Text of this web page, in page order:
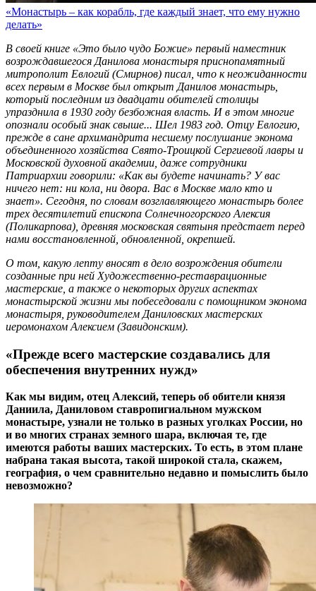
«Монастырь – как корабль, где каждый знает, что ему нужно
делать»
В своей книге «Это было чудо Божие» первый наместник
возрождавшегося Данилова монастыря приснопамятный
митрополит Евлогий (Смирнов) писал, что к неожиданности
всех первым в Москве был открыт Данилов монастырь,
который последним из двадцати обителей столицы
упразднила в 1930 году безбожная власть. И в этом многие
опознали особый знак свыше... Шел 1983 год. Отцу Евлогию,
прежде в сане архимандрита несшему послушание эконома
объединенного хозяйства Свято-Троицкой Сергиевой лавры и
Московской духовной академии, даже сотрудники
Патриархии говорили: «Как вы будете начинать? У вас
ничего нет: ни кола, ни двора. Вас в Москве мало кто и
знает». Сегодня, по словам возглавляющего монастырь более
трех десятилетий епископа Солнечногорского Алексия
(Поликарпова), древняя московская святыня предстает перед
нами восстановленной, обновленной, окрепшей.
О том, какую лепту вносят в дело возрождения обители
созданные при ней Художественно-реставрационные
мастерские, а также о некоторых других аспектах
монастырской жизни мы побеседовали с помощником эконома
монастыря, руководителем Даниловских мастерских
иеромонахом Алексием (Завидонским).
«Прежде всего мастерские создавались для
обеспечения внутренних нужд»
Как мы видим, отец Алексий, теперь об обители князя
Даниила, Даниловом ставропигиальном мужском
монастыре, узнали не только в разных уголках России, но
и во многих странах земного шара, включая те, где
имеются работы ваших мастерских. То есть, в этом плане
набрана такая высота, такой широкой стала, скажем,
география, о чем сравнительно недавно и помыслить было
невозможно?